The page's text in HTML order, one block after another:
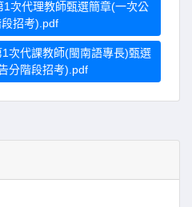
次代理教師甄選簡章(一次公
招考).pdf
次代課教師(閩南語專長)甄選
分階段招考).pdf